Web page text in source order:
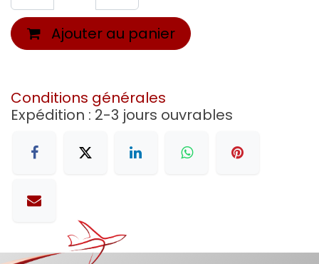
Ajouter au panier
Conditions générales
Expédition : 2-3 jours ouvrables